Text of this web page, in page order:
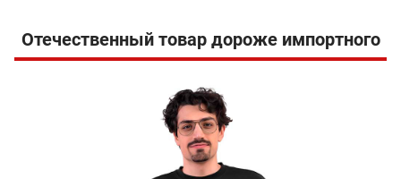
Отечественный товар дороже импортного